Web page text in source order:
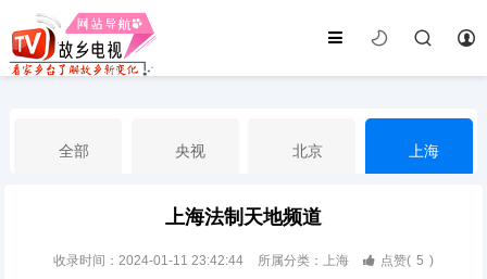
全部 央视 北京 上海
山东 江苏
上海法制天地频道
收录时间：2024-01-11 23:42:44 所属分类：上海 点赞( 5 )